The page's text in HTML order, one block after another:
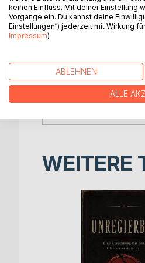
I.Die Bedeutung der
1.3Die Vorsorge-
1.4Ausgewählte
1.4.1Die
WEITERE
keinen Einfluss. Mit deiner Einstellung
Vorgänge ein. Du kannst deine
Einstellungen“) jederzeit mit Wirkung
Impressum)
ABLEHNEN
ALLE